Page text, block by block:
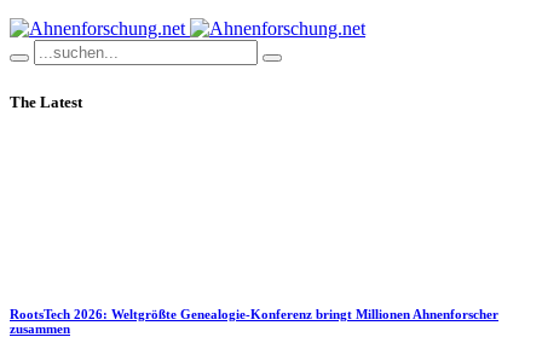
The Latest
RootsTech 2026: Weltgrößte Genealogie-Konferenz bringt Millionen Ahnenforscher
zusammen